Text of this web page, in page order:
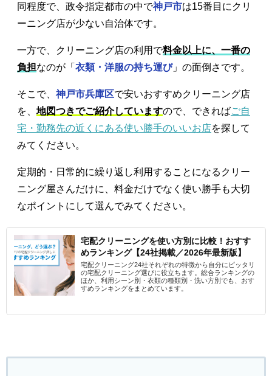
同程度で、政令指定都市の中で神戸市は15番目にクリ
ーニング店が少ない自治体です。
一方で、クリーニング店の利用で料金以上に、一番の
負担なのが「 衣類・洋服の持ち運び」の面倒さです。
そこで、 神戸市兵庫区で安いおすすめクリーニング店
を、 地図つきでご紹介していますので、できればご自
宅・勤務先の近くにある使い勝手のいいお店を探して
みてください。
定期的・日常的に繰り返し利用することになるクリー
ニング屋さんだけに、料金だけでなく使い勝手も大切
なポイントにして選んでみてください。
宅配クリーニングを使い方別に比較！おすす
めランキング【24社掲載／2026年最新版】
宅配クリーニング24社それぞれの特徴から自分にピッタリ
の宅配クリーニング選びに役立ちます。総合ランキングの
ほか、利用シーン別・衣類の種類別・洗い方別でも、おす
すめランキングをまとめています。